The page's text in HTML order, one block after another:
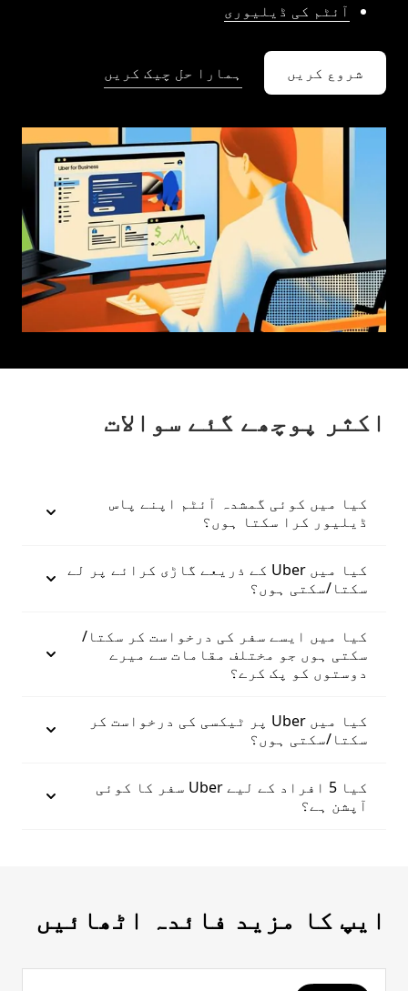
آئٹم کی ڈیلیوری
شروع کریں ہمارا حل چیک کریں
اکثر پوچھے گئے سوالات
کیا میں کوئی گمشدہ آئٹم اپنے پاس
ڈیلیور کرا سکتا ہوں؟
کیا میں Uber کے ذریعے گاڑی کرائے پر لے
سکتا/سکتی ہوں؟
کیا میں ایسے سفر کی درخواست کر سکتا/
سکتی ہوں جو مختلف مقامات سے میرے
دوستوں کو پک کرے؟
کیا میں Uber پر ٹیکسی کی درخواست کر
سکتا/سکتی ہوں؟
کیا 5 افراد کے لیے Uber سفر کا کوئی
آپشن ہے؟
ایپ کا مزید فائدہ اٹھائیں